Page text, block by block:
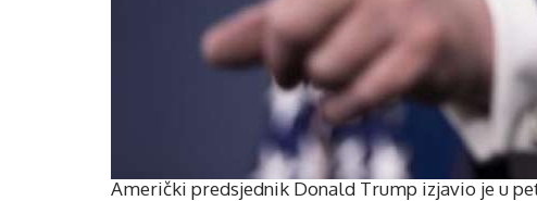
Američki predsjednik Donald Trump izjavio je u